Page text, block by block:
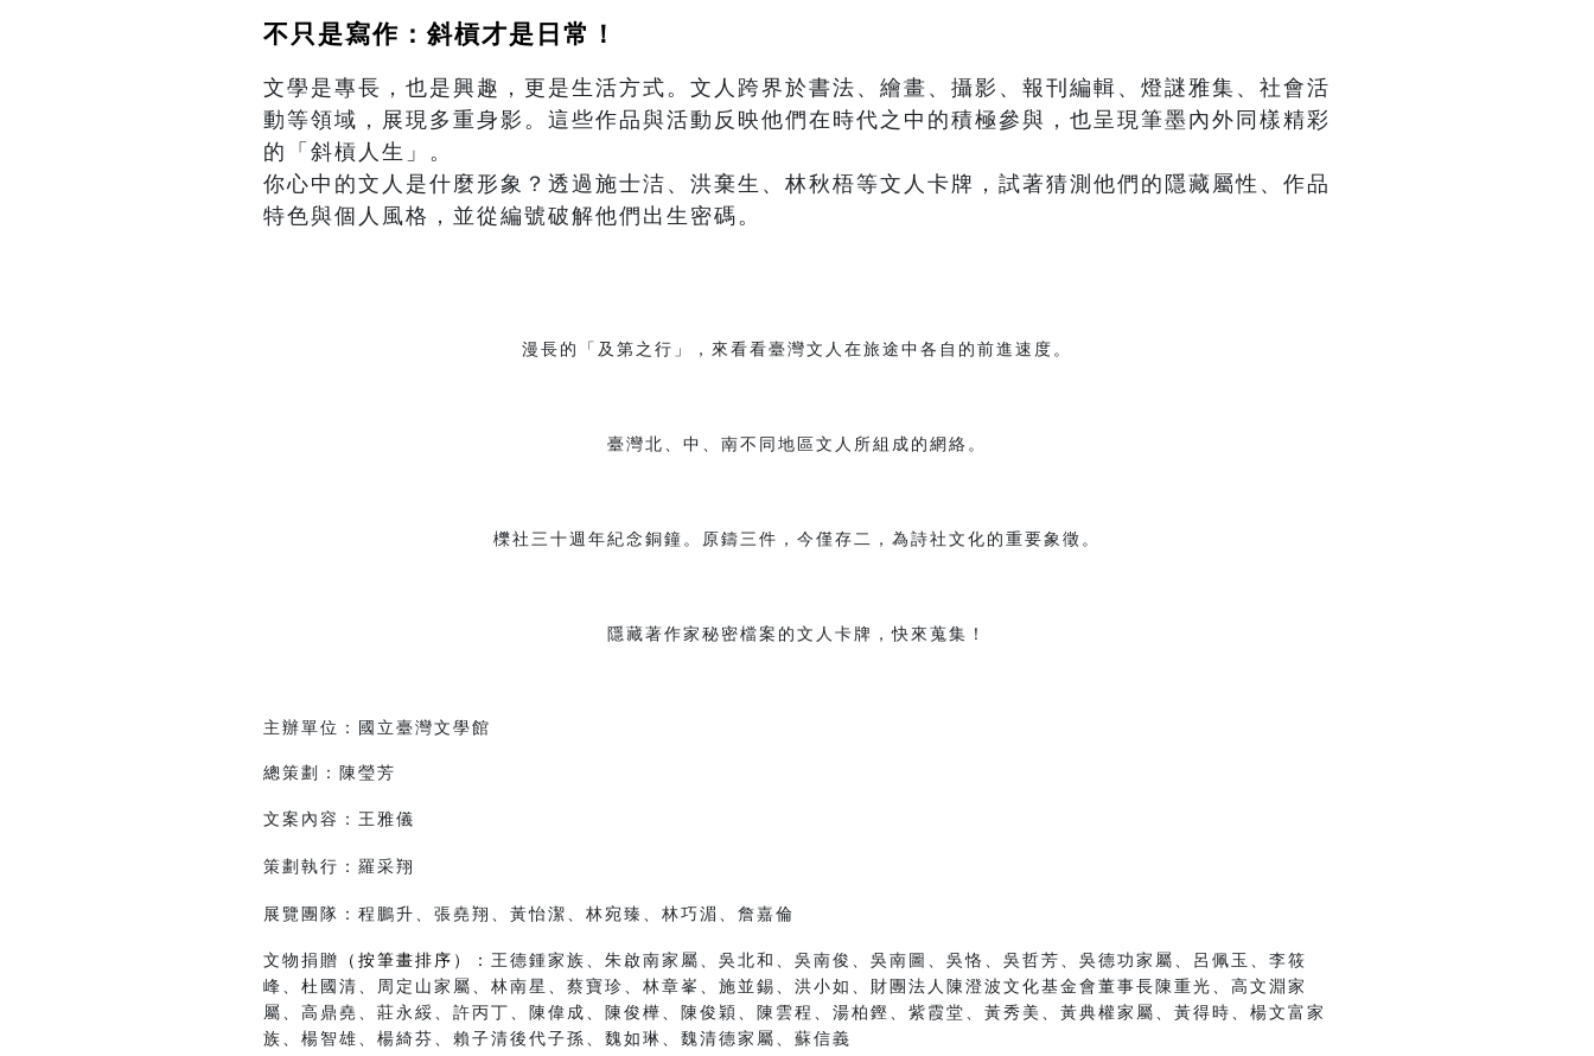
不只是寫作：斜槓才是日常！
文學是專長，也是興趣，更是生活方式。文人跨界於書法、繪畫、攝影、報刊編輯、燈謎雅集、社會活
動等領域，展現多重身影。這些作品與活動反映他們在時代之中的積極參與，也呈現筆墨內外同樣精彩
的「斜槓人生」。
你心中的文人是什麼形象？透過施士洁、洪棄生、林秋梧等文人卡牌，試著猜測他們的隱藏屬性、作品
特色與個人風格，並從編號破解他們出生密碼。
漫長的「及第之行」，來看看臺灣文人在旅途中各自的前進速度。
臺灣北、中、南不同地區文人所組成的網絡。
櫟社三十週年紀念銅鐘。原鑄三件，今僅存二，為詩社文化的重要象徵。
隱藏著作家秘密檔案的文人卡牌，快來蒐集！
主辦單位：國立臺灣文學館
總策劃：陳瑩芳
文案內容：王雅儀
策劃執行：羅采翔
展覽團隊：程鵬升、張堯翔、黃怡潔、林宛臻、林巧湄、詹嘉倫
文物捐贈 （按筆畫排序） ： 王德鍾家族、朱啟南家屬、吳北和、吳南俊、吳南圖、吳恪、吳哲芳、吳德功家屬、呂佩玉、李筱
峰、杜國清、周定山家屬、林南星、蔡寶珍、林章峯、施並錫、洪小如、財團法人陳澄波文化基金會董事長陳重光、高文淵家
屬、高鼎堯、莊永綏、許丙丁、陳偉成、陳俊樺、陳俊穎、陳雲程、湯柏鏗、紫霞堂、黃秀美、黃典權家屬、黃得時、楊文富家
族、楊智雄、楊綺芬、賴子清後代子孫、魏如琳、魏清德家屬、蘇信義